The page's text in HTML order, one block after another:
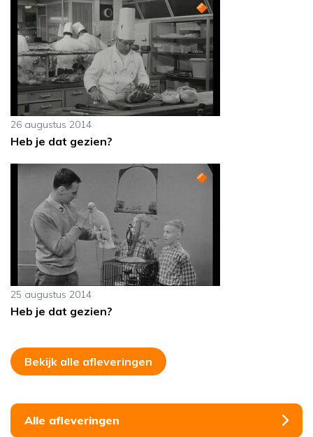
26 augustus 2014
Heb je dat gezien?
25 augustus 2014
Heb je dat gezien?
Bekijk alle afleveringen
Alle afleveringen